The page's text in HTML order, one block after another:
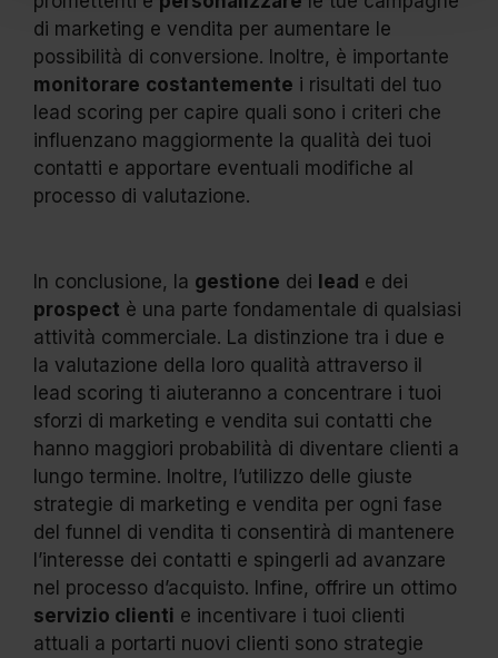
di marketing e vendita per aumentare le
possibilità di conversione. Inoltre, è importante
monitorare costantemente i risultati del tuo
lead scoring per capire quali sono i criteri che
influenzano maggiormente la qualità dei tuoi
contatti e apportare eventuali modifiche al
processo di valutazione.
In conclusione, la gestione dei lead e dei
prospect è una parte fondamentale di qualsiasi
attività commerciale. La distinzione tra i due e
la valutazione della loro qualità attraverso il
lead scoring ti aiuteranno a concentrare i tuoi
sforzi di marketing e vendita sui contatti che
hanno maggiori probabilità di diventare clienti a
lungo termine. Inoltre, l’utilizzo delle giuste
strategie di marketing e vendita per ogni fase
del funnel di vendita ti consentirà di mantenere
l’interesse dei contatti e spingerli ad avanzare
nel processo d’acquisto. Infine, offrire un ottimo
servizio clienti e incentivare i tuoi clienti
attuali a portarti nuovi clienti sono strategie